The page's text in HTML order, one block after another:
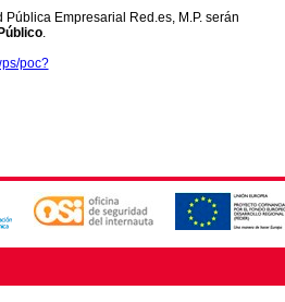
Empresarial Red.es, M.P. serán
.
poc?